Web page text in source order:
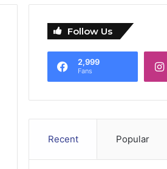
Follow Us
2,999
Fans
Recent Popular